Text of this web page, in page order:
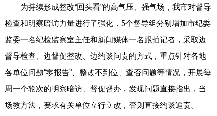
为持续形成整改“回头看”的高气压、强气场，我市对督导
检查和明察暗访力量进行了强化，5个督导组分别增加市纪委
监委一名纪检监察室主任和新闻媒体一名跟拍记者，采取边
督导检查、边督促整改、边约谈问责的方式，重点针对各地
各单位问题“零报告”、整改不到位、查否问题等情况，开展每
周一个轮次的明察暗访、督促督办，发现问题直接指出，当
场教方法，要求有关单位立行立改，否则直接约谈追责。